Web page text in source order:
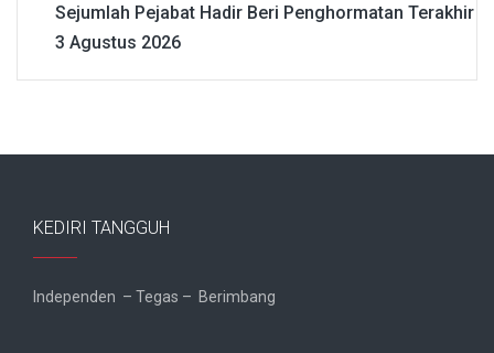
Sejumlah Pejabat Hadir Beri Penghormatan Terakhir
3 Agustus 2026
KEDIRI TANGGUH
Independen – Tegas – Berimbang